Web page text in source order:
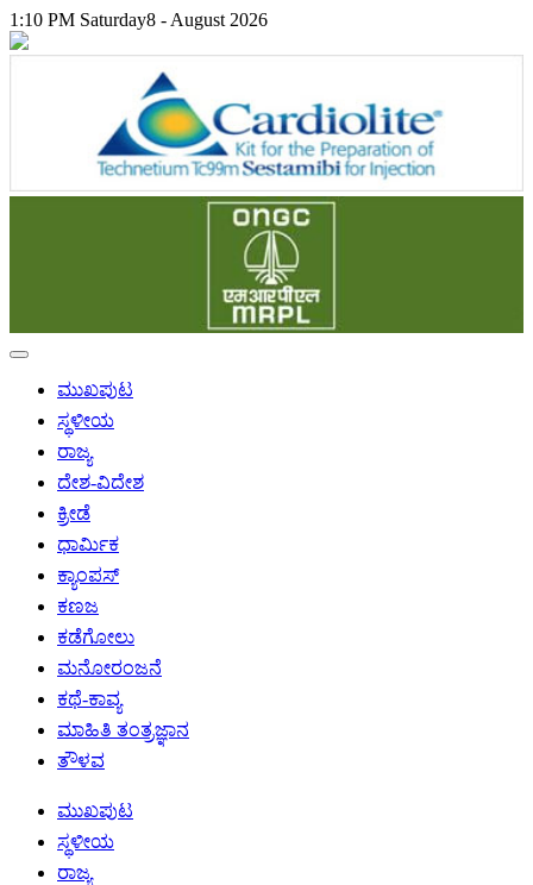
1:10 PM Saturday8 - August 2026
ಮುಖಪುಟ
ಸ್ಥಳೀಯ
ರಾಜ್ಯ
ದೇಶ-ವಿದೇಶ
ಕ್ರೀಡೆ
ಧಾರ್ಮಿಕ
ಕ್ಯಾಂಪಸ್
ಕಣಜ
ಕಡೆಗೋಲು
ಮನೋರಂಜನೆ
ಕಥೆ-ಕಾವ್ಯ
ಮಾಹಿತಿ ತಂತ್ರಜ್ಞಾನ
ತೌಳವ
ಮುಖಪುಟ
ಸ್ಥಳೀಯ
ರಾಜ್ಯ